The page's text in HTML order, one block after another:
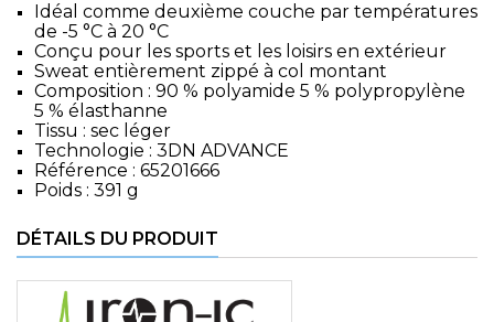
Idéal comme deuxième couche par températures
de -5 °C à 20 °C
Conçu pour les sports et les loisirs en extérieur
Sweat entièrement zippé à col montant
Composition : 90 % polyamide 5 % polypropylène
5 % élasthanne
Tissu : sec léger
Technologie : 3DN ADVANCE
Référence : 65201666
Poids : 391 g
DÉTAILS DU PRODUIT